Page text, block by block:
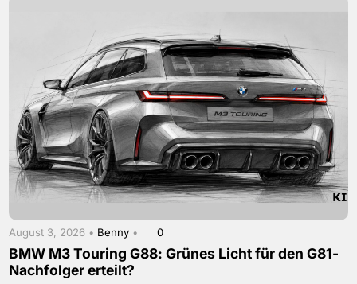
August 3, 2026 • Benny • 0
BMW M3 Touring G88: Grünes Licht für den G81-
Nachfolger erteilt?